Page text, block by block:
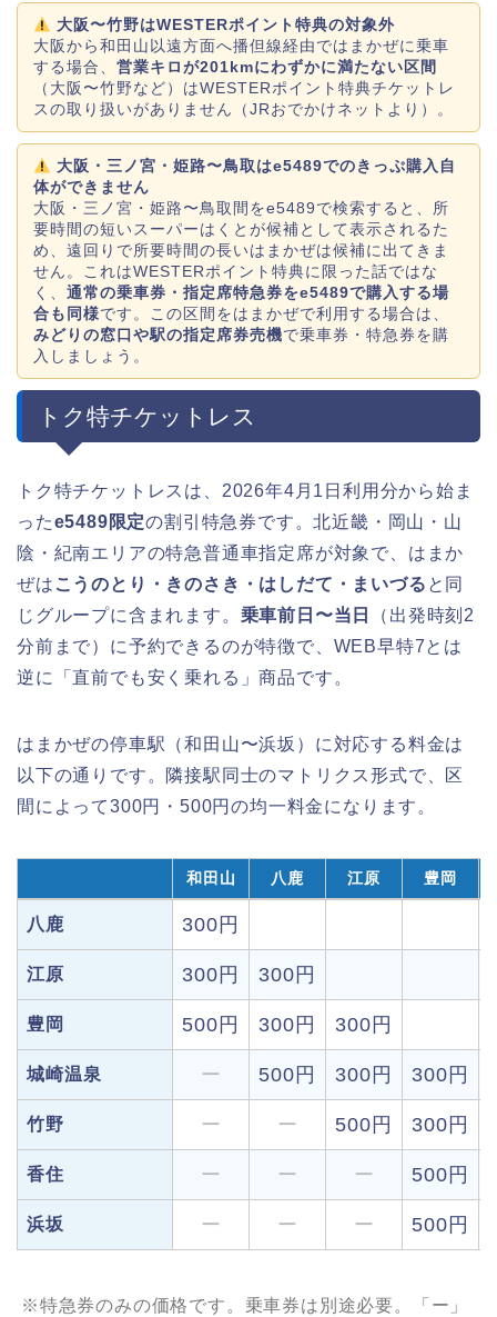
大阪〜竹野はWESTERポイント特典の対象外
大阪から和田山以遠方面へ播但線経由ではまかぜに乗車
する場合、 営業キロが201kmにわずかに満たない区間
（大阪〜竹野など）はWESTERポイント特典チケットレ
スの取り扱いがありません（JRおでかけネットより）。
大阪・三ノ宮・姫路〜鳥取はe5489でのきっぷ購入自
体ができません
大阪・三ノ宮・姫路〜鳥取間をe5489で検索すると、所
要時間の短いスーパーはくとが候補として表示されるた
め、遠回りで所要時間の長いはまかぜは候補に出てきま
せん。これはWESTERポイント特典に限った話ではな
く、 通常の乗車券・指定席特急券をe5489で購入する場
合も同様です。この区間をはまかぜで利用する場合は、
みどりの窓口や駅の指定席券売機で乗車券・特急券を購
入しましょう。
トク特チケットレス
トク特チケットレスは、2026年4月1日利用分から始ま
ったe5489限定の割引特急券です。北近畿・岡山・山
陰・紀南エリアの特急普通車指定席が対象で、はまか
ぜは こうのとり・きのさき・はしだて・まいづる と同
じグループに含まれます。 乗車前日〜当日
（出発時刻2
分前まで）に予約できるのが特徴で、WEB早特7とは
逆に「直前でも安く乗れる」商品です。
はまかぜの停車駅（和田山〜浜坂）に対応する料金は
以下の通りです。隣接駅同士のマトリクス形式で、区
間によって300円・500円の均一料金になります。
和田山 八鹿 江原 豊岡
八鹿 300円
江原 300円 300円
豊岡 500円 300円 300円
城崎温泉 ー 500円 300円 300円
竹野 ー ー 500円 300円
香住 ー ー ー 500円
浜坂 ー ー ー 500円
※特急券のみの価格です。乗車券は別途必要。「ー」